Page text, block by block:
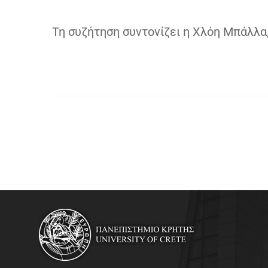
Τη συζήτηση συντονίζει η Χλόη